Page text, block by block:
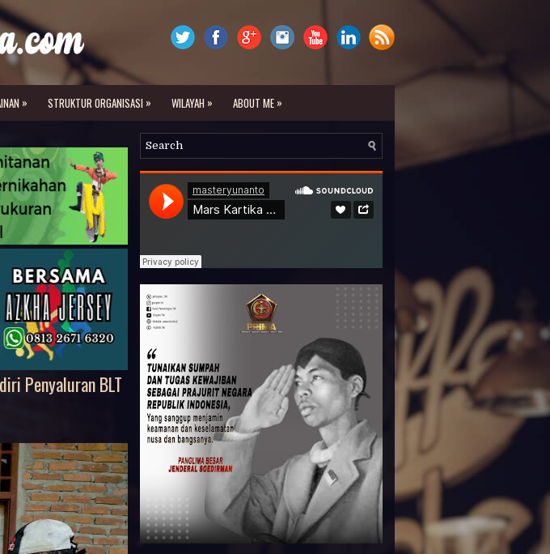
» STRUKTUR ORGANISASI » WILAYAH » ABOUT ME »
Penyaluran BLT